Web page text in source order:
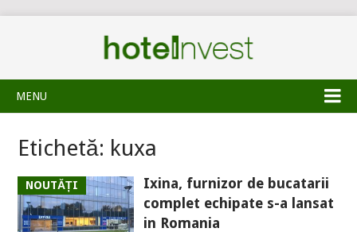
MENU
Etichetă: kuxa
NOUTĂȚI
Ixina, furnizor de bucatarii
complet echipate s-a lansat
in Romania